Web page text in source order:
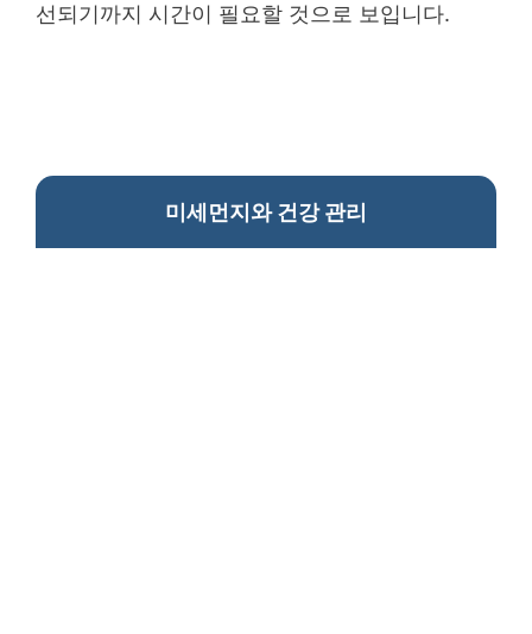
선되기까지 시간이 필요할 것으로 보입니다.
미세먼지와 건강 관리